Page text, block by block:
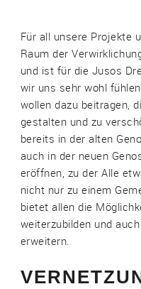
Für all unsere Projekte
Raum der
und ist für die Jusos
wir uns sehr wohl
wollen dazu beitragen,
gestalten und zu
bereits in der alten
auch in der neuen
eröffnen, zu der Alle
nicht nur zu einem
bietet allen die
weiterzubilden und
erweitern.